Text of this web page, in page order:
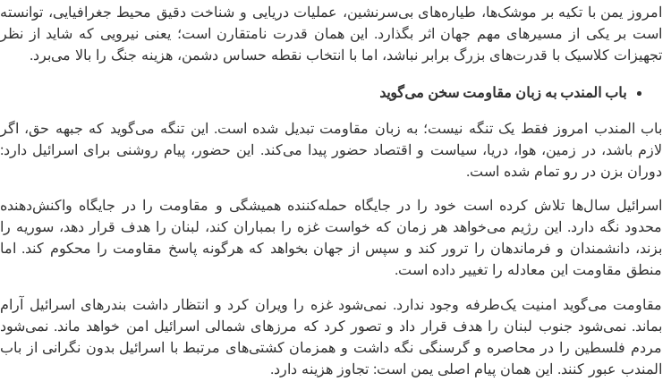
امروز یمن با تکیه بر موشک‌ها، طیاره‌های بی‌سرنشین، عملیات دریایی و شناخت دقیق محیط جغرافیایی، توانسته
است بر یکی از مسیرهای مهم جهان اثر بگذارد. این همان قدرت نامتقارن است؛ یعنی نیرویی که شاید از نظر
تجهیزات کلاسیک با قدرت‌های بزرگ برابر نباشد، اما با انتخاب نقطه حساس دشمن، هزینه جنگ را بالا می‌برد.
باب‌ المندب به زبان مقاومت سخن می‌گوید
باب‌ المندب امروز فقط یک تنگه نیست؛ به زبان مقاومت تبدیل شده است. این تنگه می‌گوید که جبهه حق، اگر
لازم باشد، در زمین، هوا، دریا، سیاست و اقتصاد حضور پیدا می‌کند. این حضور، پیام روشنی برای اسرائیل دارد:
دوران بزن در رو تمام شده است.
اسرائیل سال‌ها تلاش کرده است خود را در جایگاه حمله‌کننده همیشگی و مقاومت را در جایگاه واکنش‌دهنده
محدود نگه دارد. این رژیم می‌خواهد هر زمان که خواست غزه را بمباران کند، لبنان را هدف قرار دهد، سوریه را
بزند، دانشمندان و فرماندهان را ترور کند و سپس از جهان بخواهد که هرگونه پاسخ مقاومت را محکوم کند. اما
منطق مقاومت این معادله را تغییر داده است.
مقاومت می‌گوید امنیت یک‌طرفه وجود ندارد. نمی‌شود غزه را ویران کرد و انتظار داشت بندرهای اسرائیل آرام
بماند. نمی‌شود جنوب لبنان را هدف قرار داد و تصور کرد که مرزهای شمالی اسرائیل امن خواهد ماند. نمی‌شود
مردم فلسطین را در محاصره و گرسنگی نگه داشت و همزمان کشتی‌های مرتبط با اسرائیل بدون نگرانی از باب‌
المندب عبور کنند. این همان پیام اصلی یمن است: تجاوز هزینه دارد.